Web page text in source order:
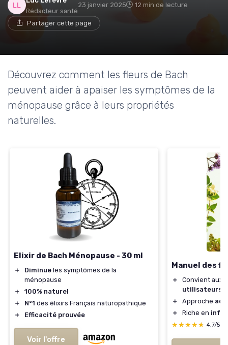
Rédacteur santé
23 janvier 2025 12 min de lecture
Partager cette page
Découvrez comment les fleurs de Bach
peuvent aider à apaiser les symptômes de la
ménopause grâce à leurs propriétés
naturelles.
Elixir de Bach Ménopause - 30 ml
＋ Diminue les symptômes de la
ménopause
＋
100% naturel
＋
N°1 des élixirs Français naturopathique
＋
Efficacité prouvée
Voir l'offre
Manuel des
＋ Convient aux
utilisateurs
＋
Approche
＋
Riche en
★★★★★
★★★★★ 4,7/5